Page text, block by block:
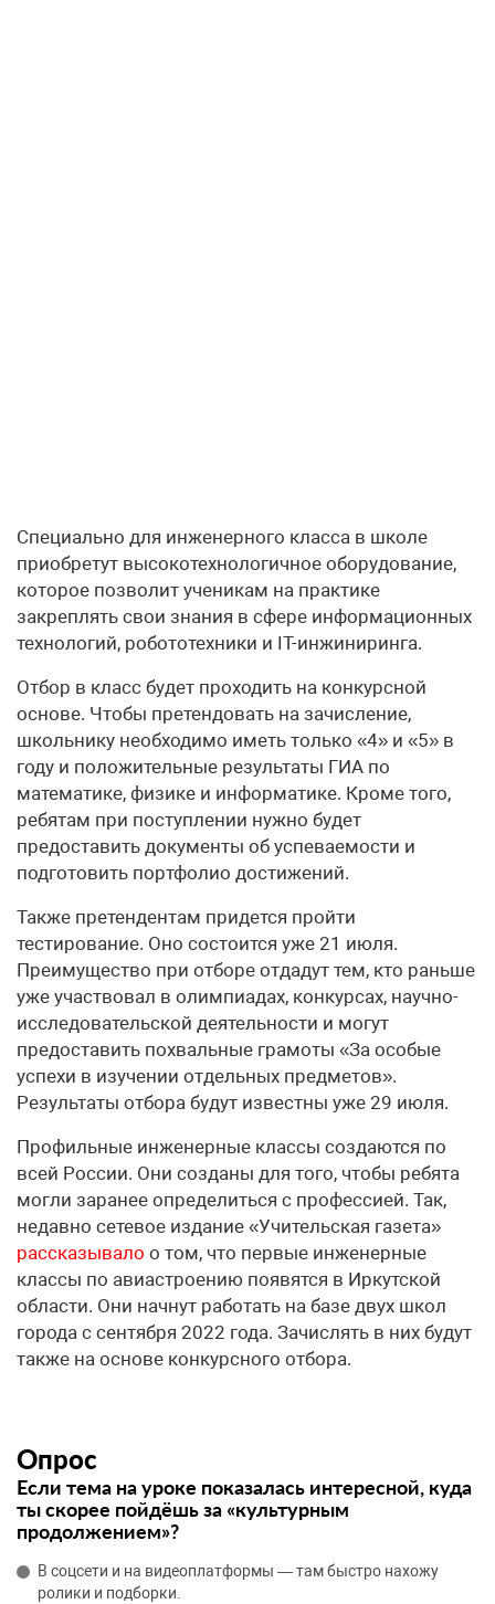
Специально для инженерного класса в школе
приобретут высокотехнологичное оборудование,
которое позволит ученикам на практике
закреплять свои знания в сфере информационных
технологий, робототехники и IT-инжиниринга.
Отбор в класс будет проходить на конкурсной
основе. Чтобы претендовать на зачисление,
школьнику необходимо иметь только «4» и «5» в
году и положительные результаты ГИА по
математике, физике и информатике. Кроме того,
ребятам при поступлении нужно будет
предоставить документы об успеваемости и
подготовить портфолио достижений.
Также претендентам придется пройти
тестирование. Оно состоится уже 21 июля.
Преимущество при отборе отдадут тем, кто раньше
уже участвовал в олимпиадах, конкурсах, научно-
исследовательской деятельности и могут
предоставить похвальные грамоты «За особые
успехи в изучении отдельных предметов».
Результаты отбора будут известны уже 29 июля.
Профильные инженерные классы создаются по
всей России. Они созданы для того, чтобы ребята
могли заранее определиться с профессией. Так,
недавно сетевое издание «Учительская газета»
рассказывало о том, что первые инженерные
классы по авиастроению появятся в Иркутской
области. Они начнут работать на базе двух школ
города с сентября 2022 года. Зачислять в них будут
также на основе конкурсного отбора.
Опрос
Если тема на уроке показалась интересной, куда
ты скорее пойдёшь за «культурным
продолжением»?
В соцсети и на видеоплатформы — там быстро нахожу
ролики и подборки.